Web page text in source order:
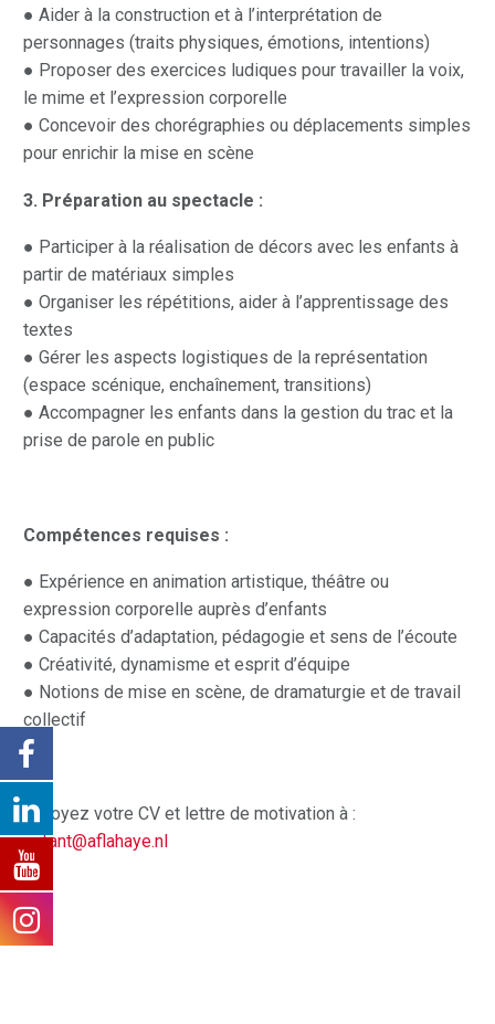
● Aider à la construction et à l’interprétation de
personnages (traits physiques, émotions, intentions)
● Proposer des exercices ludiques pour travailler la voix,
le mime et l’expression corporelle
● Concevoir des chorégraphies ou déplacements simples
pour enrichir la mise en scène
3. Préparation au spectacle :
● Participer à la réalisation de décors avec les enfants à
partir de matériaux simples
● Organiser les répétitions, aider à l’apprentissage des
textes
● Gérer les aspects logistiques de la représentation
(espace scénique, enchaînement, transitions)
● Accompagner les enfants dans la gestion du trac et la
prise de parole en public
Compétences requises :
● Expérience en animation artistique, théâtre ou
expression corporelle auprès d’enfants
● Capacités d’adaptation, pédagogie et sens de l’écoute
● Créativité, dynamisme et esprit d’équipe
● Notions de mise en scène, de dramaturgie et de travail
collectif
Envoyez votre CV et lettre de motivation à :
enfant@aflahaye.nl